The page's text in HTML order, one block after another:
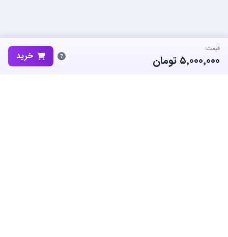
قیمت:
۵٬۰۰۰٬۰۰۰ تومان خرید